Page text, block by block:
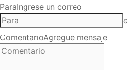
ParaIngrese un correo
ComentarioAgregue mensaje